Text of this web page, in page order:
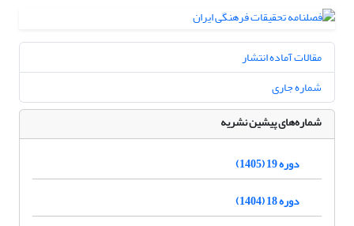
مقالات آماده انتشار
شماره جاری
شماره‌های پیشین نشریه
دوره 19 (1405)
دوره 18 (1404)